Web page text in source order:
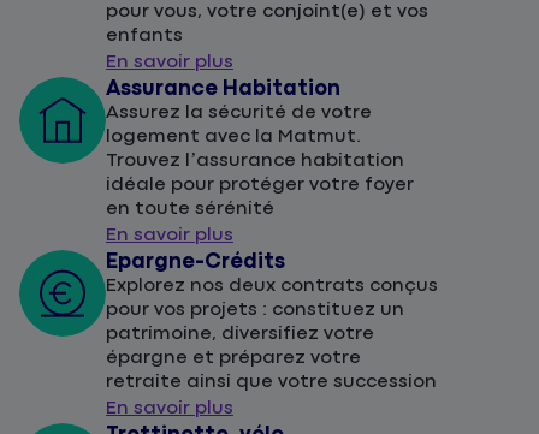
pour vous, votre conjoint(e) et vos
enfants
En savoir plus
Assurance Habitation
Assurez la sécurité de votre
logement avec la Matmut.
Trouvez l’assurance habitation
idéale pour protéger votre foyer
en toute sérénité
En savoir plus
Epargne-Crédits
Explorez nos deux contrats conçus
pour vos projets : constituez un
patrimoine, diversifiez votre
épargne et préparez votre
retraite ainsi que votre succession
En savoir plus